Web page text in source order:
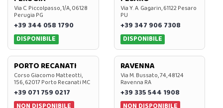
Via C. Piccolpasso, 1/A, 06128
Perugia PG
+39 344 058 1790
DISPONIBILE
Via Y. A. Gagarin, 61122 Pesaro
PU
+39 347 906 7308
DISPONIBILE
PORTO RECANATI
Corso Giacomo Matteotti,
156, 62017 Porto Recanati MC
+39 071 759 0217
RAVENNA
Via M. Bussato, 74, 48124
Ravenna RA
+39 335 544 1908